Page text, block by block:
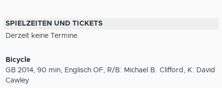
SPIELZEITEN UND TICKETS
Derzeit keine Termine.
Bicycle
GB 2014, 90 min, Englisch OF, R/B: Michael B. Clifford, K: David
Cawley